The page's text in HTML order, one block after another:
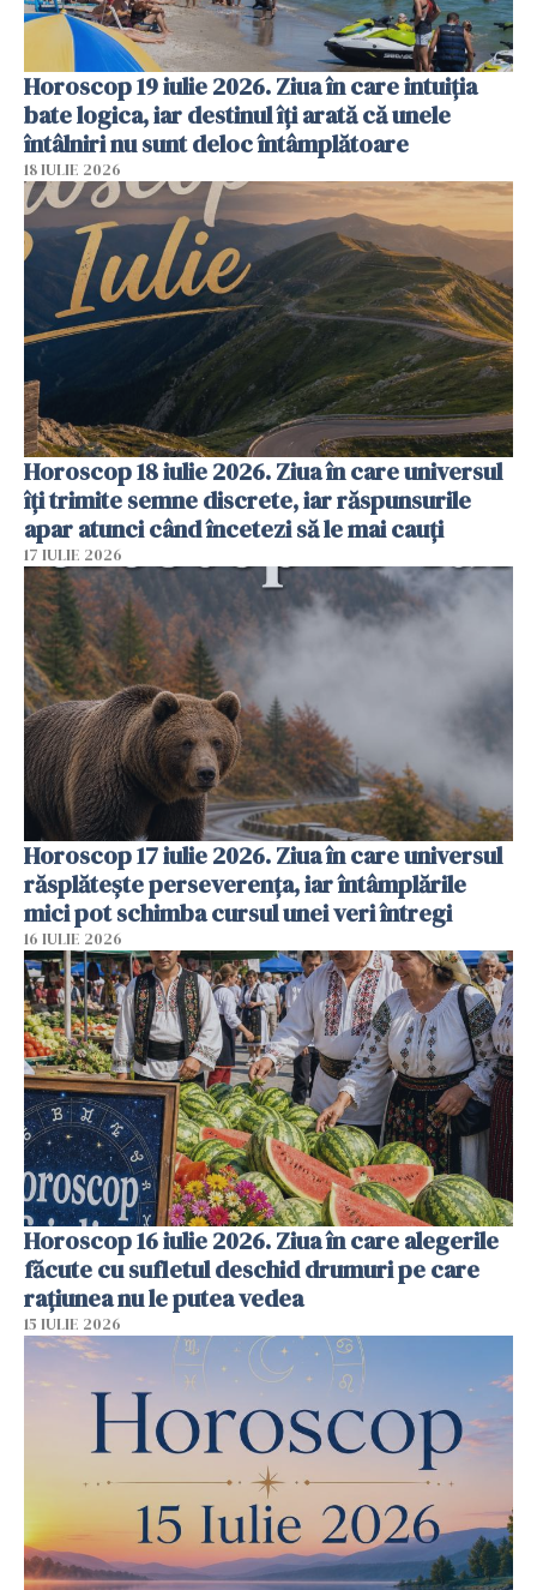
Horoscop 19 iulie 2026. Ziua în care intuiția
bate logica, iar destinul îți arată că unele
întâlniri nu sunt deloc întâmplătoare
18 IULIE 2026
Horoscop 18 iulie 2026. Ziua în care universul
îți trimite semne discrete, iar răspunsurile
apar atunci când încetezi să le mai cauți
17 IULIE 2026
Horoscop 17 iulie 2026. Ziua în care universul
răsplătește perseverența, iar întâmplările
mici pot schimba cursul unei veri întregi
16 IULIE 2026
Horoscop 16 iulie 2026. Ziua în care alegerile
făcute cu sufletul deschid drumuri pe care
rațiunea nu le putea vedea
15 IULIE 2026